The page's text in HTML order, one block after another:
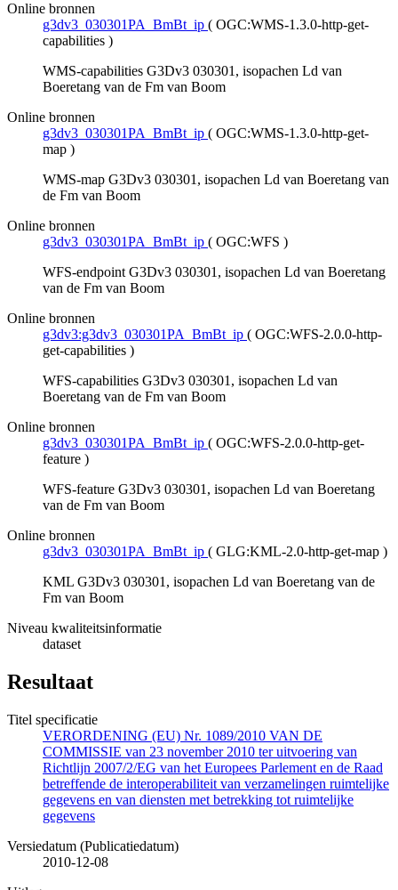
Online bronnen
g3dv3_030301PA_BmBt_ip ( OGC:WMS-1.3.0-http-get-
capabilities )
WMS-capabilities G3Dv3 030301, isopachen Ld van
Boeretang van de Fm van Boom
Online bronnen
g3dv3_030301PA_BmBt_ip ( OGC:WMS-1.3.0-http-get-
map )
WMS-map G3Dv3 030301, isopachen Ld van Boeretang van
de Fm van Boom
Online bronnen
g3dv3_030301PA_BmBt_ip ( OGC:WFS )
WFS-endpoint G3Dv3 030301, isopachen Ld van Boeretang
van de Fm van Boom
Online bronnen
g3dv3:g3dv3_030301PA_BmBt_ip ( OGC:WFS-2.0.0-http-
get-capabilities )
WFS-capabilities G3Dv3 030301, isopachen Ld van
Boeretang van de Fm van Boom
Online bronnen
g3dv3_030301PA_BmBt_ip ( OGC:WFS-2.0.0-http-get-
feature )
WFS-feature G3Dv3 030301, isopachen Ld van Boeretang
van de Fm van Boom
Online bronnen
g3dv3_030301PA_BmBt_ip ( GLG:KML-2.0-http-get-map )
KML G3Dv3 030301, isopachen Ld van Boeretang van de
Fm van Boom
Niveau kwaliteitsinformatie
dataset
Resultaat
Titel specificatie
VERORDENING (EU) Nr. 1089/2010 VAN DE
COMMISSIE van 23 november 2010 ter uitvoering van
Richtlijn 2007/2/EG van het Europees Parlement en de Raad
betreffende de interoperabiliteit van verzamelingen ruimtelijke
gegevens en van diensten met betrekking tot ruimtelijke
gegevens
Versiedatum (Publicatiedatum)
2010-12-08